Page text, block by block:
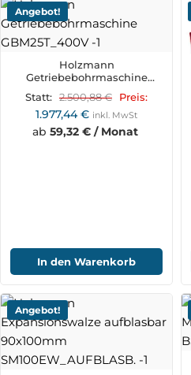
Angebot!
Holzmann
Getriebebohrmaschine
Statt: 2.500,88€ Preis:
1.977,44€ inkl. MwSt
ab 59,32 € / Monat
In den Warenkorb
Angebot!